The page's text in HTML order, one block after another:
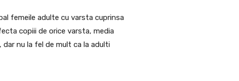
femeile adulte cu varsta cuprinsa
copiii de orice varsta, media
nu la fel de mult ca la adulti